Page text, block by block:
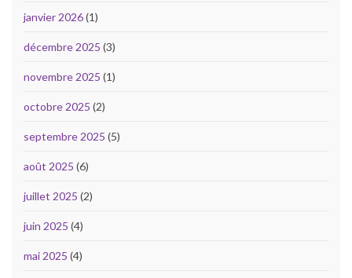
janvier 2026(1)
décembre 2025 (3)
novembre 2025 (1)
octobre 2025 (2)
septembre 2025 (5)
août 2025 (6)
juillet 2025 (2)
juin 2025 (4)
mai 2025 (4)